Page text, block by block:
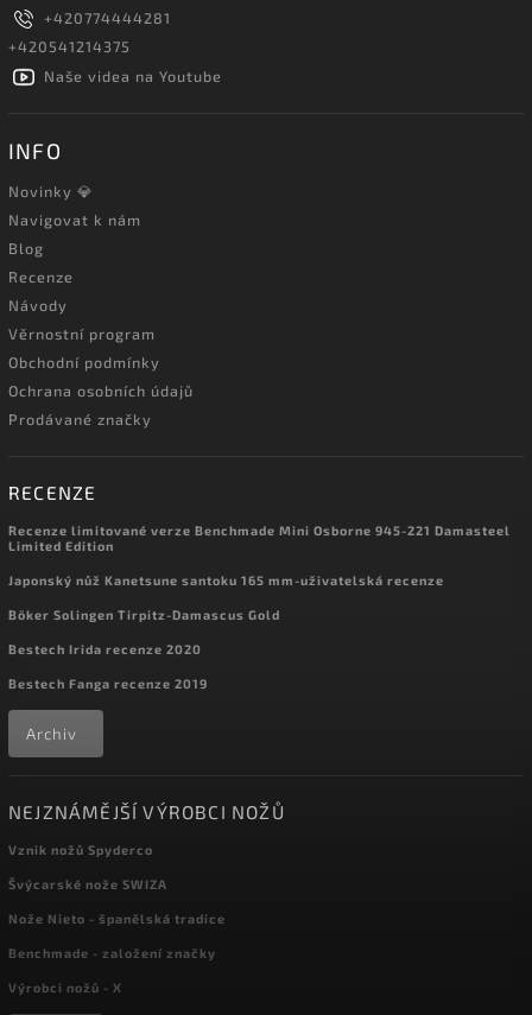
+420774444281
+420541214375
Naše videa na Youtube
INFO
Novinky 💎
Navigovat k nám
Blog
Recenze
Návody
Věrnostní program
Obchodní podmínky
Ochrana osobních údajů
Prodávané značky
RECENZE
Recenze limitované verze Benchmade Mini Osborne 945-221 Damasteel
Limited Edition
Japonský nůž Kanetsune santoku 165 mm-uživatelská recenze
Böker Solingen Tirpitz-Damascus Gold
Bestech Irida recenze 2020
Bestech Fanga recenze 2019
Archiv
NEJZNÁMĚJŠÍ VÝROBCI NOŽŮ
Vznik nožů Spyderco
Švýcarské nože SWIZA
Nože Nieto - španělská tradice
Benchmade - založení značky
Výrobci nožů - X